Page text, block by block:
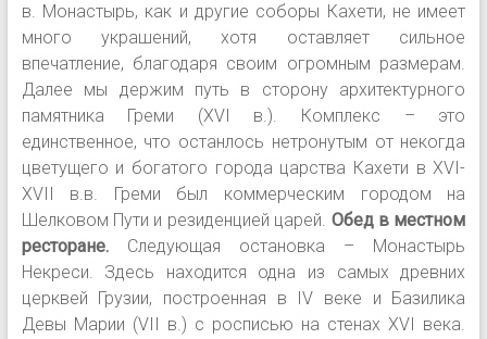
в. Монастырь, как и другие соборы Кахети, не имеет
много украшений, хотя оставляет сильное
впечатление, благодаря своим огромным размерам.
Далее мы держим путь в сторону архитектурного
памятника Греми (XVI в.). Комплекс – это
единственное, что останлось нетронутым от некогда
цветущего и богатого города царства Кахети в XVI-
XVII в.в. Греми был коммерческим городом на
Шелковом Пути и резиденцией царей. Обед в местном
ресторане.Следующая остановка – Монастырь
Некреси. Здесь находится одна из самых древних
церквей Грузии, построенная в IV веке и Базилика
Девы Марии (VII в.) с росписью на стенах XVI века.